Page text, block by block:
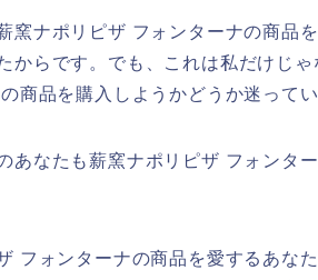
窯ナポリピザ フォンターナの商品
からです。でも、これは私だけじ
商品を購入しようかどうか迷って
あなたも薪窯ナポリピザ フォンタ
フォンターナの商品を愛するあな